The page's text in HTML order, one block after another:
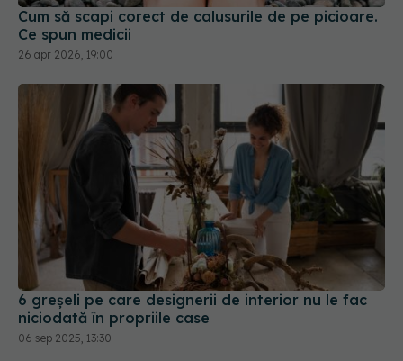
6 greșeli pe care designerii de interior nu le fac
niciodată în propriile case
06 sep 2025, 13:30